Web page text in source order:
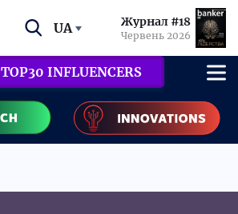
UA Журнал #18
Червень 2026
TOP30 INFLUENCERS